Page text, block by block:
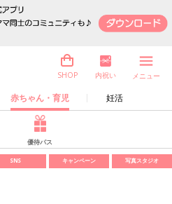
赤ちゃん・育児 妊活
SHOP 内祝い メニュー
優待パス
SNS キャンペーン 写真スタジオ